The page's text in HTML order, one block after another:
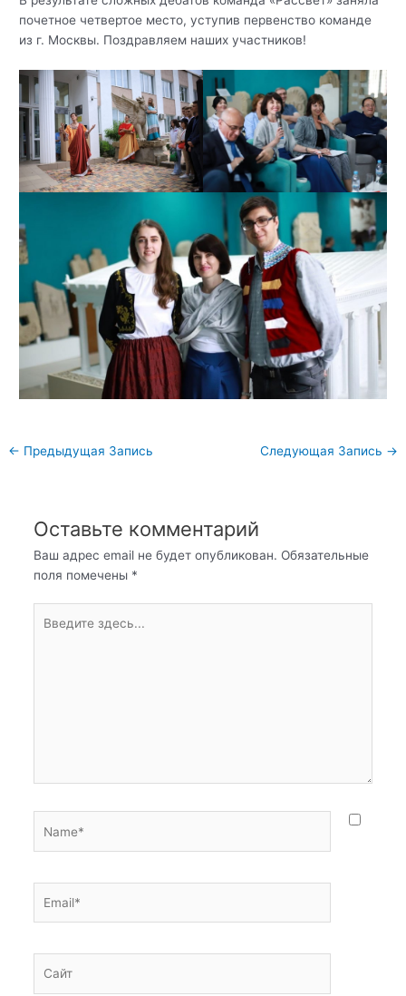
почетное четвертое место, уступив первенство команде
из г. Москвы. Поздравляем наших участников!
Навигация
← Предыдущая Запись Следующая Запись →
Оставьте комментарий
Ваш адрес email не будет опубликован. Обязательные
поля помечены *
здесь...